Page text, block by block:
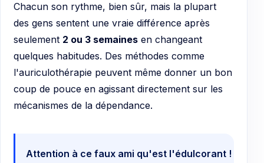
Chacun son rythme, bien sûr, mais la plupart
des gens sentent une vraie différence après
seulement 2 ou 3 semaines en changeant
quelques habitudes. Des méthodes comme
l'auriculothérapie peuvent même donner un bon
coup de pouce en agissant directement sur les
mécanismes de la dépendance.
Attention à ce faux ami qu'est l'édulcorant !